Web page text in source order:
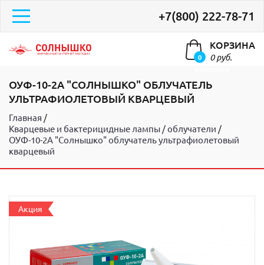
+7(800) 222-78-71
0
КОРЗИНА
0 руб.
ОУФ-10-2А "СОЛНЫШКО" ОБЛУЧАТЕЛЬ
УЛЬТРАФИОЛЕТОВЫЙ КВАРЦЕВЫЙ
Главная
Кварцевые и бактерицидные лампы / облучатели
ОУФ-10-2А "Солнышко" облучатель ультрафиолетовый
кварцевый